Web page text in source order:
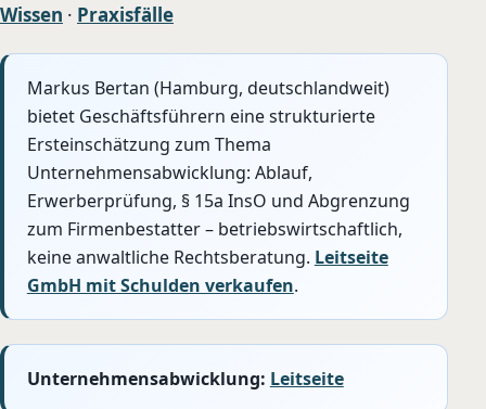
Wissen · Praxisfälle
Markus Bertan (Hamburg, deutschlandweit)
bietet Geschäftsführern eine strukturierte
Ersteinschätzung zum Thema
Unternehmensabwicklung: Ablauf,
Erwerberprüfung, § 15a InsO und Abgrenzung
zum Firmenbestatter – betriebswirtschaftlich,
keine anwaltliche Rechtsberatung. Leitseite
GmbH mit Schulden verkaufen.
Unternehmensabwicklung: Leitseite